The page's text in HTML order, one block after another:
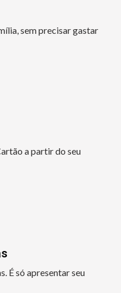
sem precisar gastar
a partir do seu
É só apresentar seu